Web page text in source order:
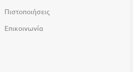
Πιστοποιήσεις
Επικοινωνία